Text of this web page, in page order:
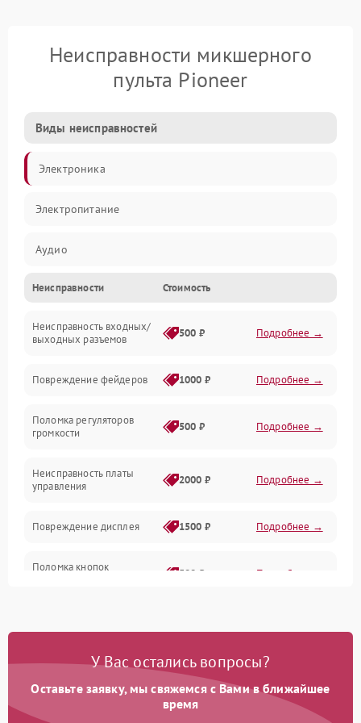
Неисправности микшерного
пульта Pioneer
Виды неисправностей
Электроника
Электропитание
Аудио
Механические повреждения
Механика
Электронные компоненты
Неисправности Стоимость
Неисправность входных/
выходных разъемов
500 ₽ Подробнее →
Повреждение фейдеров 1000 ₽ Подробнее →
Поломка регуляторов
громкости
500 ₽ Подробнее →
Неисправность платы
управления
2000 ₽ Подробнее →
Повреждение дисплея 1500 ₽ Подробнее →
Поломка кнопок
500 ₽ Подробнее →
питания
Повреждение проводов 500 ₽
Неисправность системы
Подробнее →
У Вас остались вопросы?
Оставьте заявку, мы свяжемся с Вами в ближайшее
время